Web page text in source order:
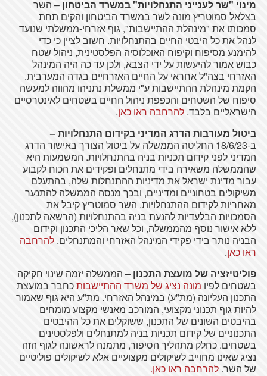
מינוי "שר לענייני התנחלויות" במשרד הביטחון – השר
בצלאל סמוטריץ מונה לשר במשרד הביטחון והקים תחת
סמכותו את "מינהלת ההתיישבות", גוף אזרחי-ממשלתי שנועד
לנהל את כל היבטי החיים בהתנחלויות. חשוב לציין כי כדי
להימנע מסיפוח וקיפוח האוכלוסיה הפלסטינית, ניהול שטח
כבוש אמור להיעשות על ידי הצבא, ולכן עד כה היה המינהל
האזרחי בצה"ל אחראי על החיים האזרחיים בגדה המערבית.
הקמת מינהלת ההתיישבות ע"י ממשלת נתניהו מהווה למעשה
סיפוח של השטחים והכפפת ניהול החיים בשטחים לאינטרסיים
הישראליים בלבד. להרחבה ראו כאן.
ביטול מעורבות הדרג המדיני בקידום התנחלויות –
ב-18/6/23 החליטה הממשלה על ביטול הצורך באישור הדרג
המדיני לפני קידום תכניות בניה בהתנחלויות. המשמעות היא
שהממשלה משאירה בידי מתנחלים ופקידים את הכוח לקבוע
עבור מדינת ישראל את מדיניות ההתנחלות שלה, בהתעלם
משיקולים בטחוניים ומדיניים, ובכך מנסה הממשלה להתנער
מאחריות לקידום ההתנחלויות. השר סמוטריץ קיבל את
הסמכויות הבלעדיות להנעת בניה בהתנחלויות (הרשאה לתכנון),
ללא אישור נוסף מהממשלה, וכל שאר הליכי התכנון וקידום
הבניה נותר בידי פקידי המינהל האזרחי והמתנחלים. להרחבה
ראו כאן.
פוליטיזציה של מועצת התכנון –הממשלה יזמה שינוי חקיקה
בשטחים לפיו מונה נציג של משרד ההתיישבותכחבר במועצת
התכנון העליונה (מת"ע) במינהל האזרחי. מת"ע היא גוף שאמור
להיות גוף תכנוני מקצועי, המורכב מאנשי מקצוע מומחים
בהיבטים השונים של התכנון, ששוקלים את כל ההיבטים
התכנוניים של קידום תכניות בניה למתנחלים ולפלסטינים
בשטחים. כחלק מתהליך הסיפור, מתמנה לראשונה לגוף הזה
נציג שאינו מחוייב לשיקולים מקצועיים אלא לשיקולים פוליטיים
של השר. להרחבה ראו כאן.